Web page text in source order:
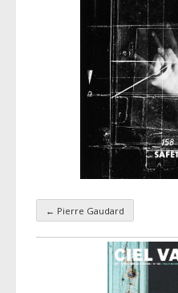
Navigation
← Pierre Gaudard